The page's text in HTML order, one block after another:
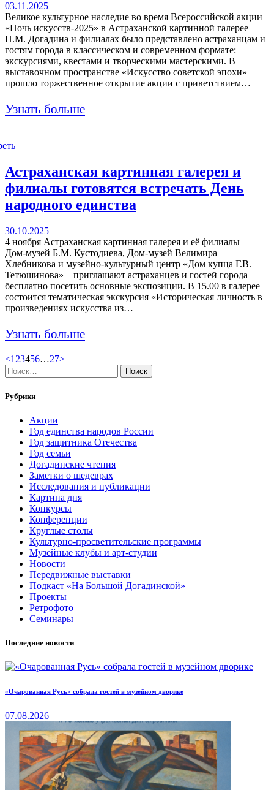
03.11.2025
Великое культурное наследие во время Всероссийской акции
«Ночь искусств-2025» в Астраханской картинной галерее
П.М. Догадина и филиалах было представлено астраханцам и
гостям города в классическом и современном формате:
экскурсиями, квестами и творческими мастерскими. В
выставочном пространстве «Искусство советской эпохи»
прошло торжественное открытие акции с приветствием…
Узнать больше
Астраханская картинная галерея и
филиалы готовятся встречать День
народного единства
30.10.2025
4 ноября Астраханская картинная галерея и её филиалы –
Дом-музей Б.М. Кустодиева, Дом-музей Велимира
Хлебникова и музейно-культурный центр «Дом купца Г.В.
Тетюшинова» – приглашают астраханцев и гостей города
бесплатно посетить основные экспозиции. В 15.00 в галерее
состоится тематическая экскурсия «Историческая личность в
произведениях искусства из…
Узнать больше
Навигация
по
записям
<Page
1Page
2Page
3Page
4Page
5Page
6…Page
27>
Найти:
Рубрики
Акции
Год единства народов России
Год защитника Отечества
Год семьи
Догадинские чтения
Заметки о шедеврах
Исследования и публикации
Картина дня
Конкурсы
Конференции
Круглые столы
Культурно-просветительские программы
Музейные клубы и арт-студии
Новости
Передвижные выставки
Подкаст «На Большой Догадинской»
Проекты
Ретрофото
Семинары
Последние новости
«Очарованная Русь» собрала гостей в музейном дворике
07.08.2026